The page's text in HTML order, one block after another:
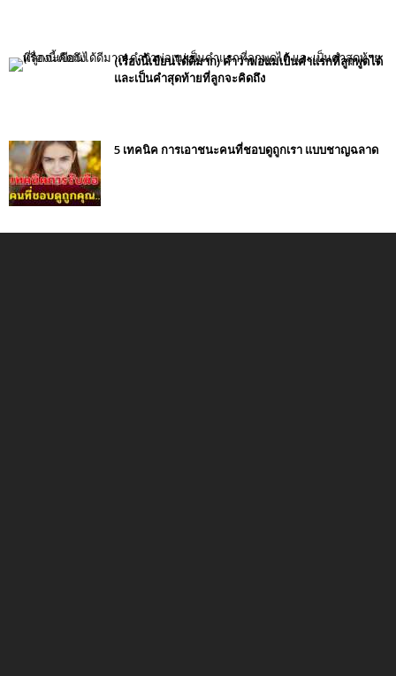
(เรื่องนี้เขียนได้ดีมาก) คำว่าพ่อแม่เป็นคำแรกที่ลูกพูดได้
และเป็นคำสุดท้ายที่ลูกจะคิดถึง
5 เทคนิค การเอาชนะคนที่ชอบดูถูกเรา แบบชาญฉลาด